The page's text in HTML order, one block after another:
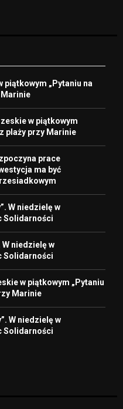
„Pytaniu na
Marinie
w piątkowym
plaży przy Marinie
prace
ma być
W niedzielę w
Solidarności
W niedzielę w
Solidarności
w piątkowym „Pytaniu
Marinie
W niedzielę w
Solidarności